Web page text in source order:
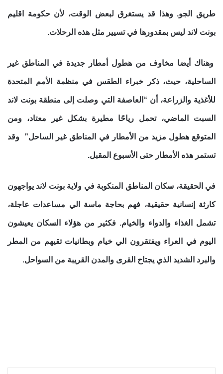
طريق الجو. وهذا قد يستغرق لبعض الوقت، لأن حكومة اقليم
بونت لاند ليس بمقدورها في تسيير مثل هذه الرحلات.
وهناك أيضا مخاوف من هطول أمطار جديدة في المناطق غير
الساحلية، حيث، ذكر خبراء الطقس في منظمة الأمم المتحدة
للأغذية والزراعة، أن “العاصفة التي وصلت إلى منطقة بونت لاند
السبت الماضي، تحمل رياحًا مطيرة بشكل غير معتاد، ومن
المتوقع هطول مزيد من الأمطار في المناطق غير الساحل” وقد
تستمر هذه الأمطار حتى الأسبوع المقبل.
في الحقيقة، سكان المناطق المنكوبة في ولاية بونت لاند يواجهون
كارثة إنسانية حقيقية، فهم بحاجة ماسة الي مساعدات عاجلة،
تشمل الغذاء والدواء والخيام. فكثير من هؤلاء السكان يعيشون
اليوم في العراء ويفتقرون الي خيام وبطانيات تقيهم من المطر
والبرد الشديد الذي يجتاح القرى والمدن القريبة من السواحل.